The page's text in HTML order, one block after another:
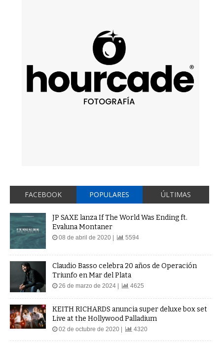
FACEBOOK POPULARES ÚLTIMAS
JP SAXE lanza If The World Was Ending ft.
Evaluna Montaner
08 de abril de 2020 | 5594
Claudio Basso celebra 20 años de Operación
Triunfo en Mar del Plata
26 de marzo de 2024 | 4625
KEITH RICHARDS anuncia super deluxe box set
Live at the Hollywood Palladium
02 de octubre de 2020 | 4320